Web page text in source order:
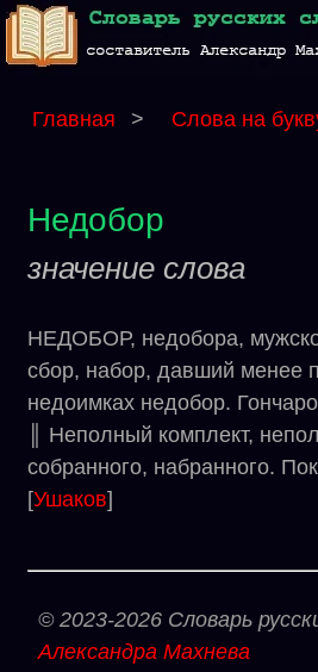
Главная > Слова на
Недобор
значение слова
НЕДОБОР, недобора,
сбор, набор, давший менее
недоимках недобор.
║ Неполный комплект,
собранного, набранного.
[Ушаков]
© 2023-2026 Словарь
Александра Махнева